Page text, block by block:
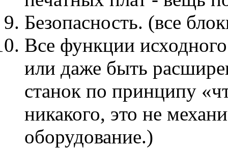
Безопасность. (все
Все функции
или даже быть
станок по принципу
никакого, это не
оборудование.)